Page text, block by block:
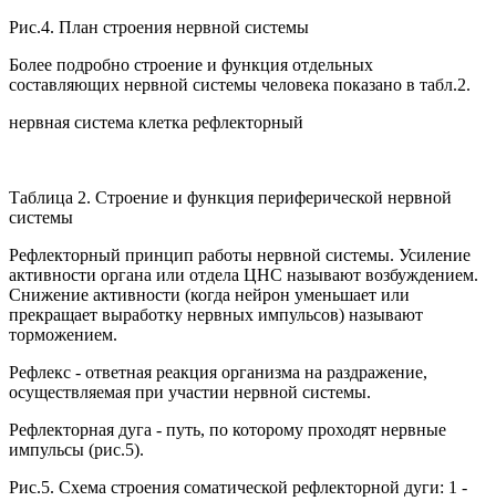
Рис.4. План строения нервной системы
Более подробно строение и функция отдельных
составляющих нервной системы человека показано в табл.2.
нервная система клетка рефлекторный
Таблица 2. Строение и функция периферической нервной
системы
Рефлекторный принцип работы нервной системы. Усиление
активности органа или отдела ЦНС называют возбуждением.
Снижение активности (когда нейрон уменьшает или
прекращает выработку нервных импульсов) называют
торможением.
Рефлекс - ответная реакция организма на раздражение,
осуществляемая при участии нервной системы.
Рефлекторная дуга - путь, по которому проходят нервные
импульсы (рис.5).
Рис.5. Схема строения соматической рефлекторной дуги: 1 -